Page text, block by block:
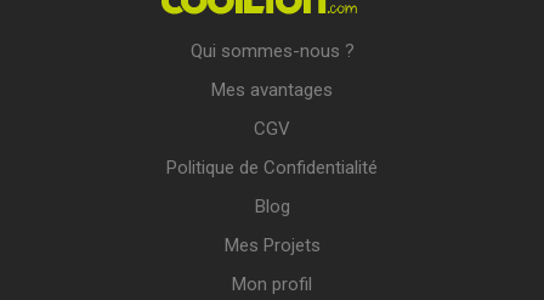
Qui sommes-nous ?
Mes avantages
CGV
Politique de Confidentialité
Blog
Mes Projets
Mon profil